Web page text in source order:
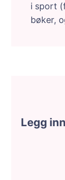
i sport
bøker,
Legg